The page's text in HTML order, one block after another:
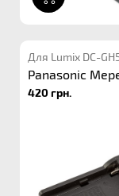
Для Lumix DC-
Panasonic
420 грн.